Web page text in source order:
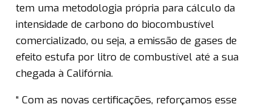
tem uma metodologia própria para cálculo da
intensidade de carbono do biocombustível
comercializado, ou seja, a emissão de gases de
efeito estufa por litro de combustível até a sua
chegada à Califórnia.
“ Com as novas certificações, reforçamos esse